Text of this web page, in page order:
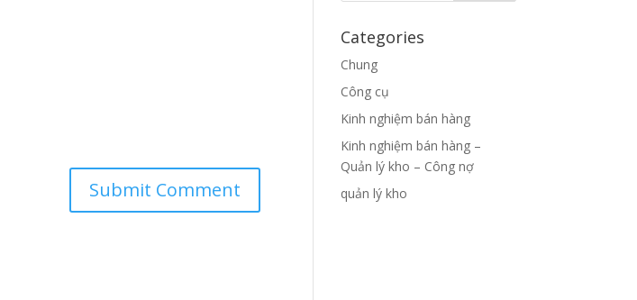
Categories
Chung
Công cụ
Kinh nghiệm bán hàng
Kinh nghiệm bán hàng –
Quản lý kho – Công nợ
quản lý kho